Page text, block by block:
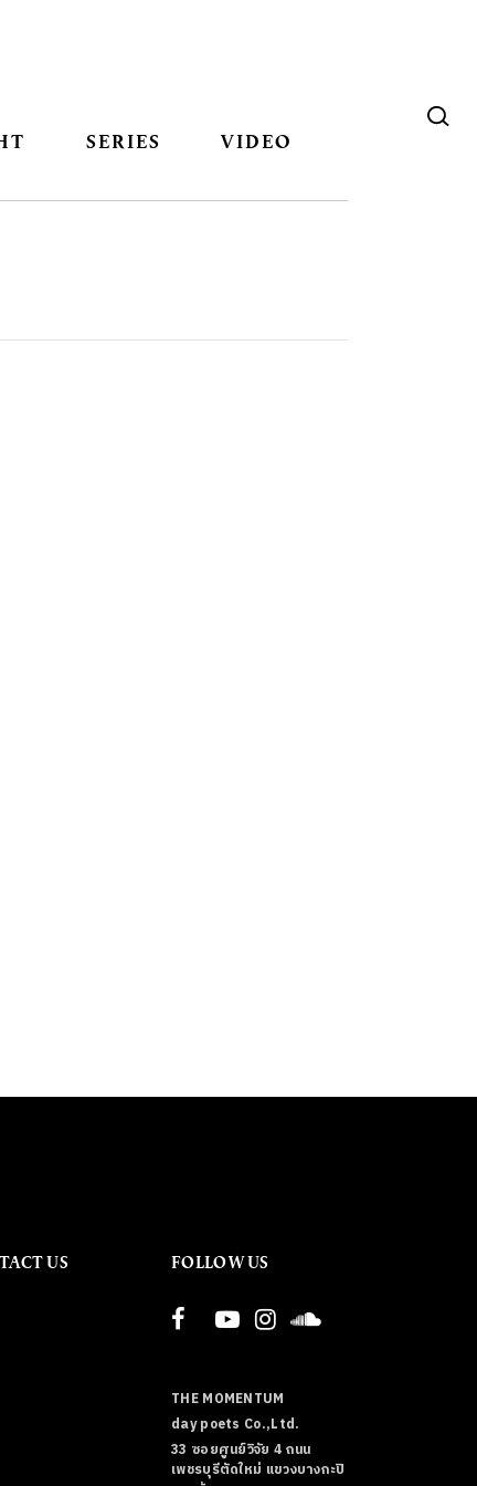
SERIES VIDEO
US FOLLOW US
THE MOMENTUM
day poets Co.,Ltd.
33 ซอยศูนย์วิจัย 4 ถนน
เพชรบุรีตัดใหม่ แขวงบางกะปิ